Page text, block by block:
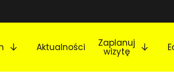
Aktualności Zaplanuj
wizytę